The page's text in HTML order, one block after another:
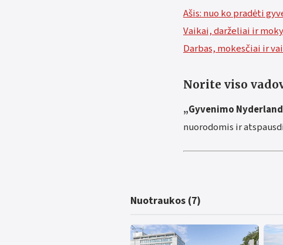
Ašis: nuo ko pradėti
Vaikai, darželiai ir
Darbas, mokesčiai ir
Norite viso
„Gyvenimo
nuorodomis ir
Nuotraukos (7)